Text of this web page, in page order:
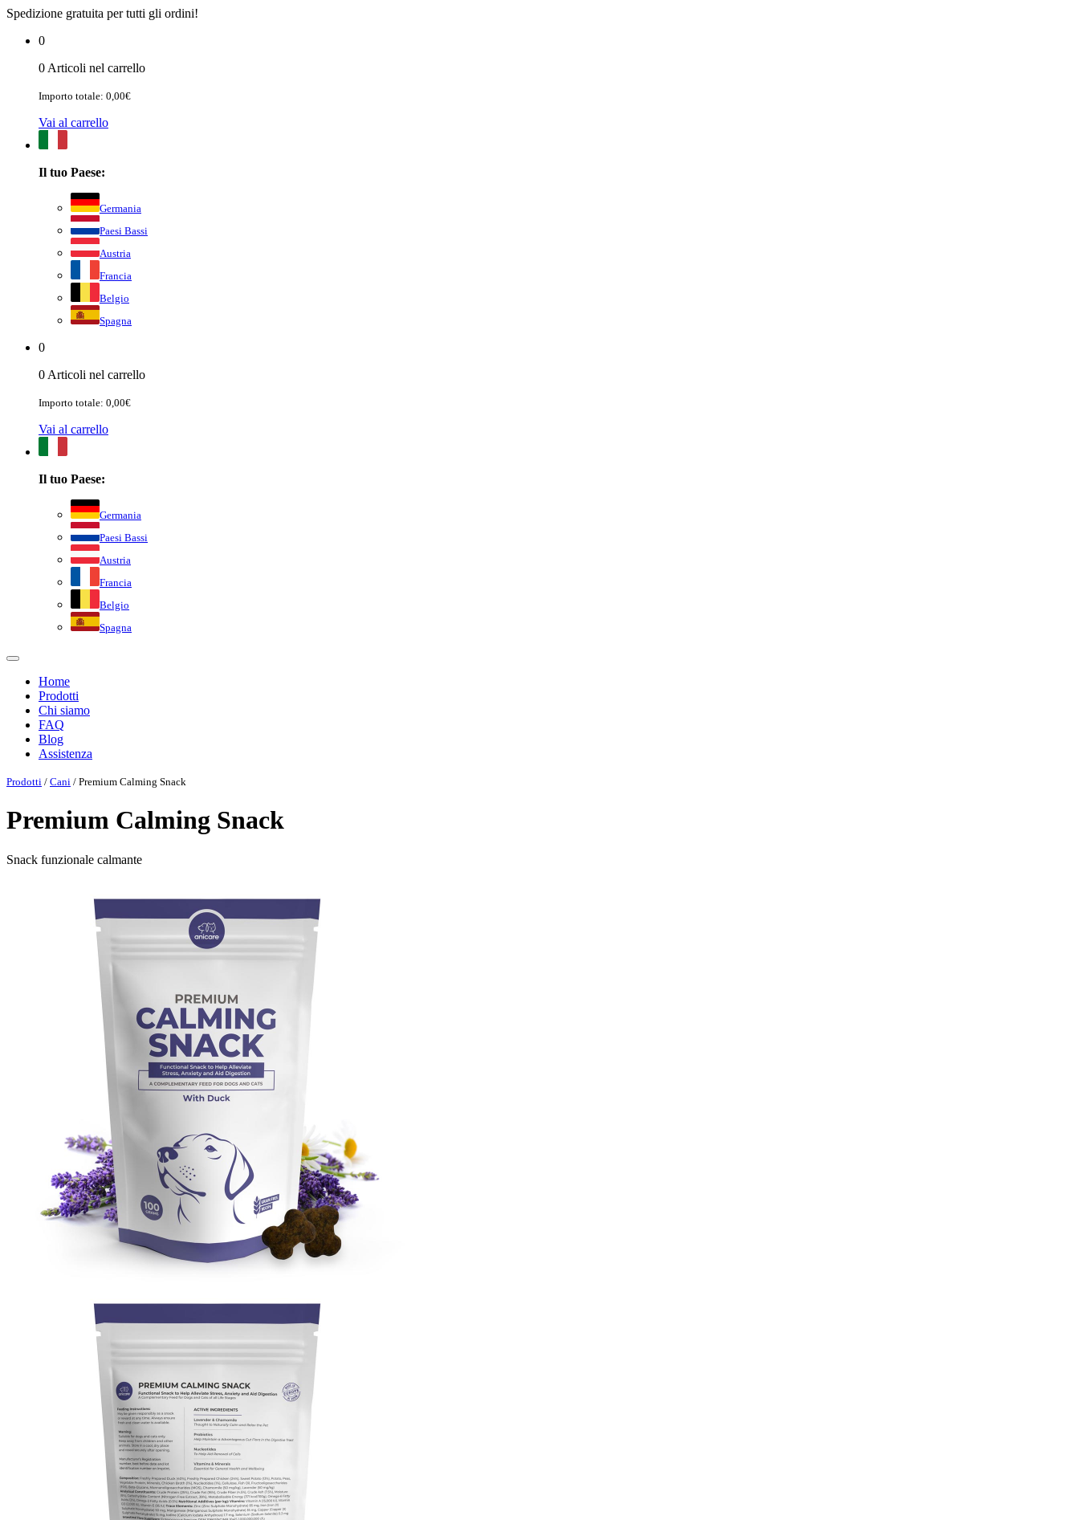
Spedizione gratuita per tutti gli ordini!
0
0 Articoli nel carrello
Importo totale: 0,00€
Vai al carrello
Il tuo Paese:
Germania
Paesi Bassi
Austria
Francia
Belgio
Spagna
0
0 Articoli nel carrello
Importo totale: 0,00€
Vai al carrello
Il tuo Paese:
Germania
Paesi Bassi
Austria
Francia
Belgio
Spagna
Home
Prodotti
Chi siamo
FAQ
Blog
Assistenza
Prodotti / Cani / Premium Calming Snack
Premium Calming Snack
Snack funzionale calmante